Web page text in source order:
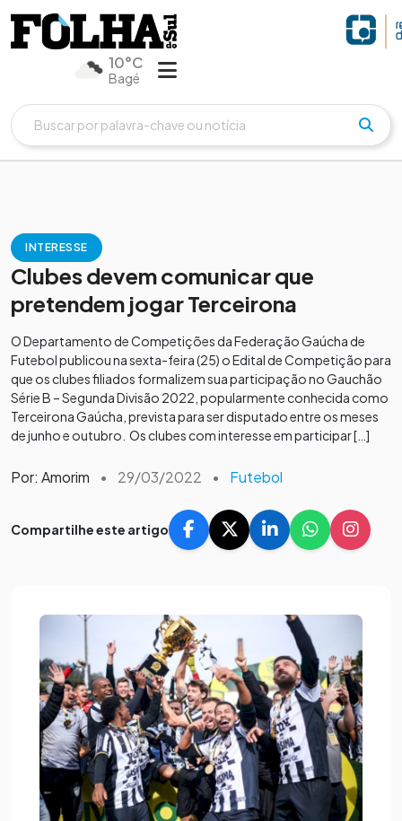
10°C
Bagé
INTERESSE
Clubes devem comunicar que
pretendem jogar Terceirona
O Departamento de Competições da Federação Gaúcha de
Futebol publicou na sexta-feira (25) o Edital de Competição para
que os clubes filiados formalizem sua participação no Gauchão
Série B – Segunda Divisão 2022, popularmente conhecida como
Terceirona Gaúcha, prevista para ser disputado entre os meses
de junho e outubro. Os clubes com interesse em participar […]
Por: Amorim • 29/03/2022 • Futebol
Compartilhe este artigo